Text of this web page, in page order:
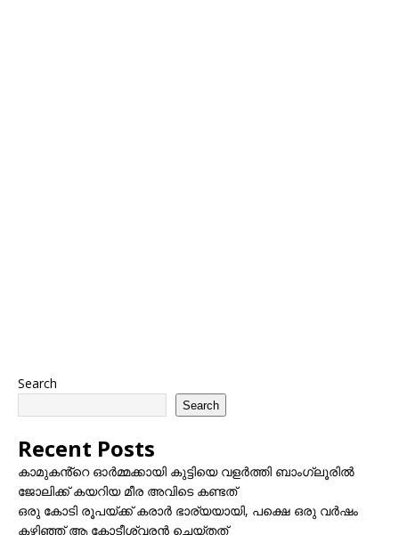
Search
Search
Recent Posts
കാമുകൻ്റെ ഓർമ്മക്കായി കുട്ടിയെ വളർത്തി ബാംഗ്ലൂരിൽ
ജോലിക്ക് കയറിയ മീര അവിടെ കണ്ടത്
ഒരു കോടി രൂപയ്ക്ക് കരാർ ഭാര്യയായി, പക്ഷെ ഒരു വർഷം
കഴിഞ്ഞ് ആ കോടീശ്വരൻ ചെയ്തത്